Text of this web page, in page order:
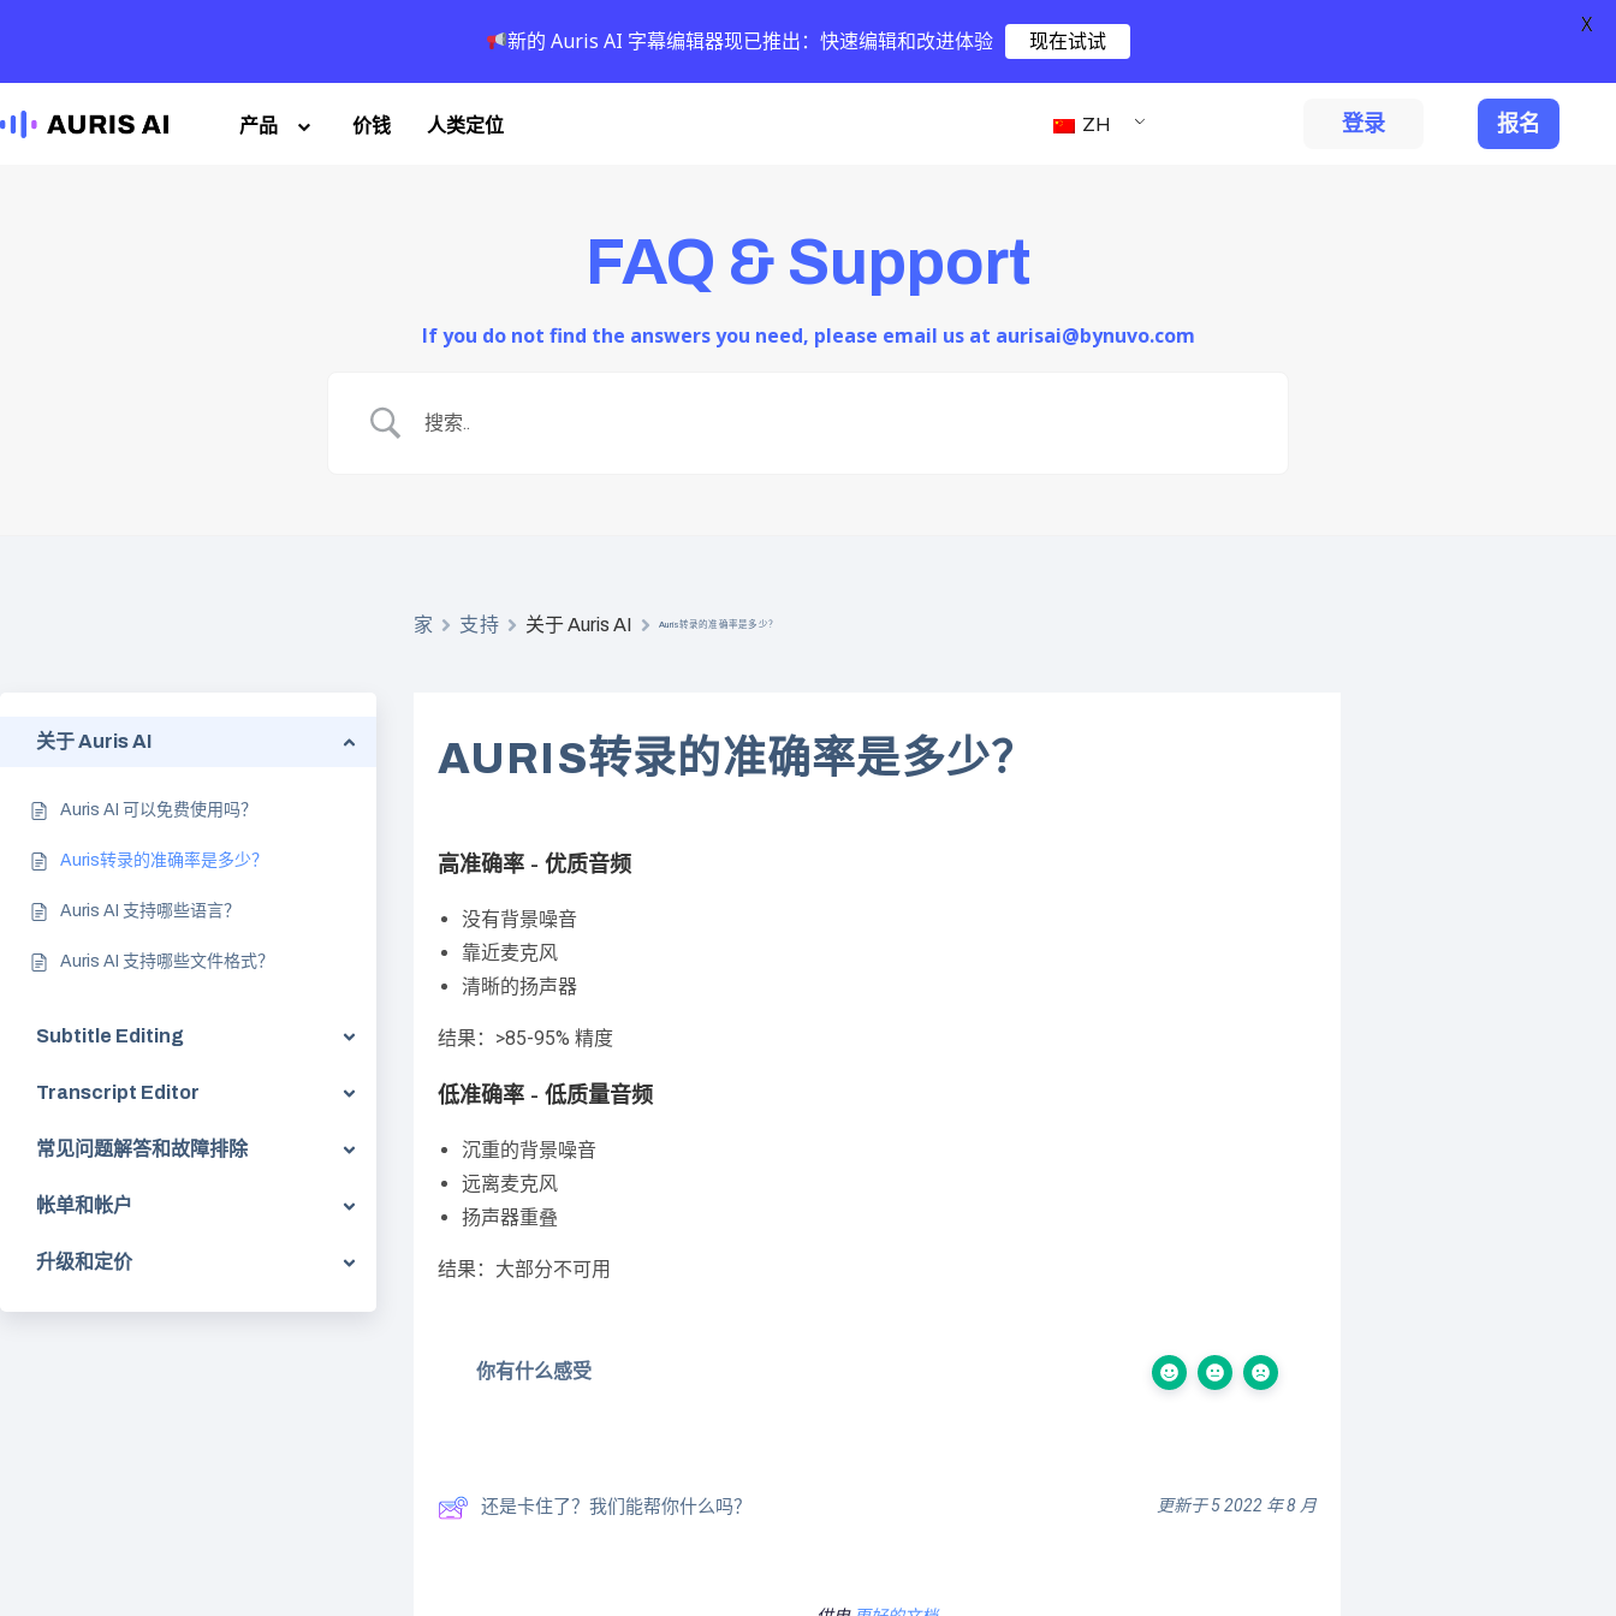
产品 价钱 人类定位 ZH 登录 报名
FAQ & Support
If you do not find the answers you need, please email us at aurisai@bynuvo.com
关于 Auris AI
Auris AI 可以免费使用吗？
Auris转录的准确率是多少？
Auris AI 支持哪些语言？
Auris AI 支持哪些文件格式？
Subtitle Editing
Transcript Editor
常见问题解答和故障排除
帐单和帐户
升级和定价
家 支持 关于 Auris AI Auris转录的准确率是多少？
AURIS转录的准确率是多少？
高准确率 - 优质音频
没有背景噪音
靠近麦克风
清晰的扬声器
结果：>85-95% 精度
低准确率 - 低质量音频
沉重的背景噪音
远离麦克风
扬声器重叠
结果：大部分不可用
你有什么感受
还是卡住了？我们能帮你什么吗？ 更新于 5 2022 年 8 月
新的 Auris AI 字幕编辑器现已推出：快速编辑和改进体验 现在试试
X